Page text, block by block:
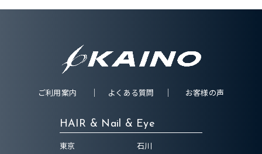
ご利用案内 よくある質問 お客様の声
HAIR & Nail & Eye
東京
石川